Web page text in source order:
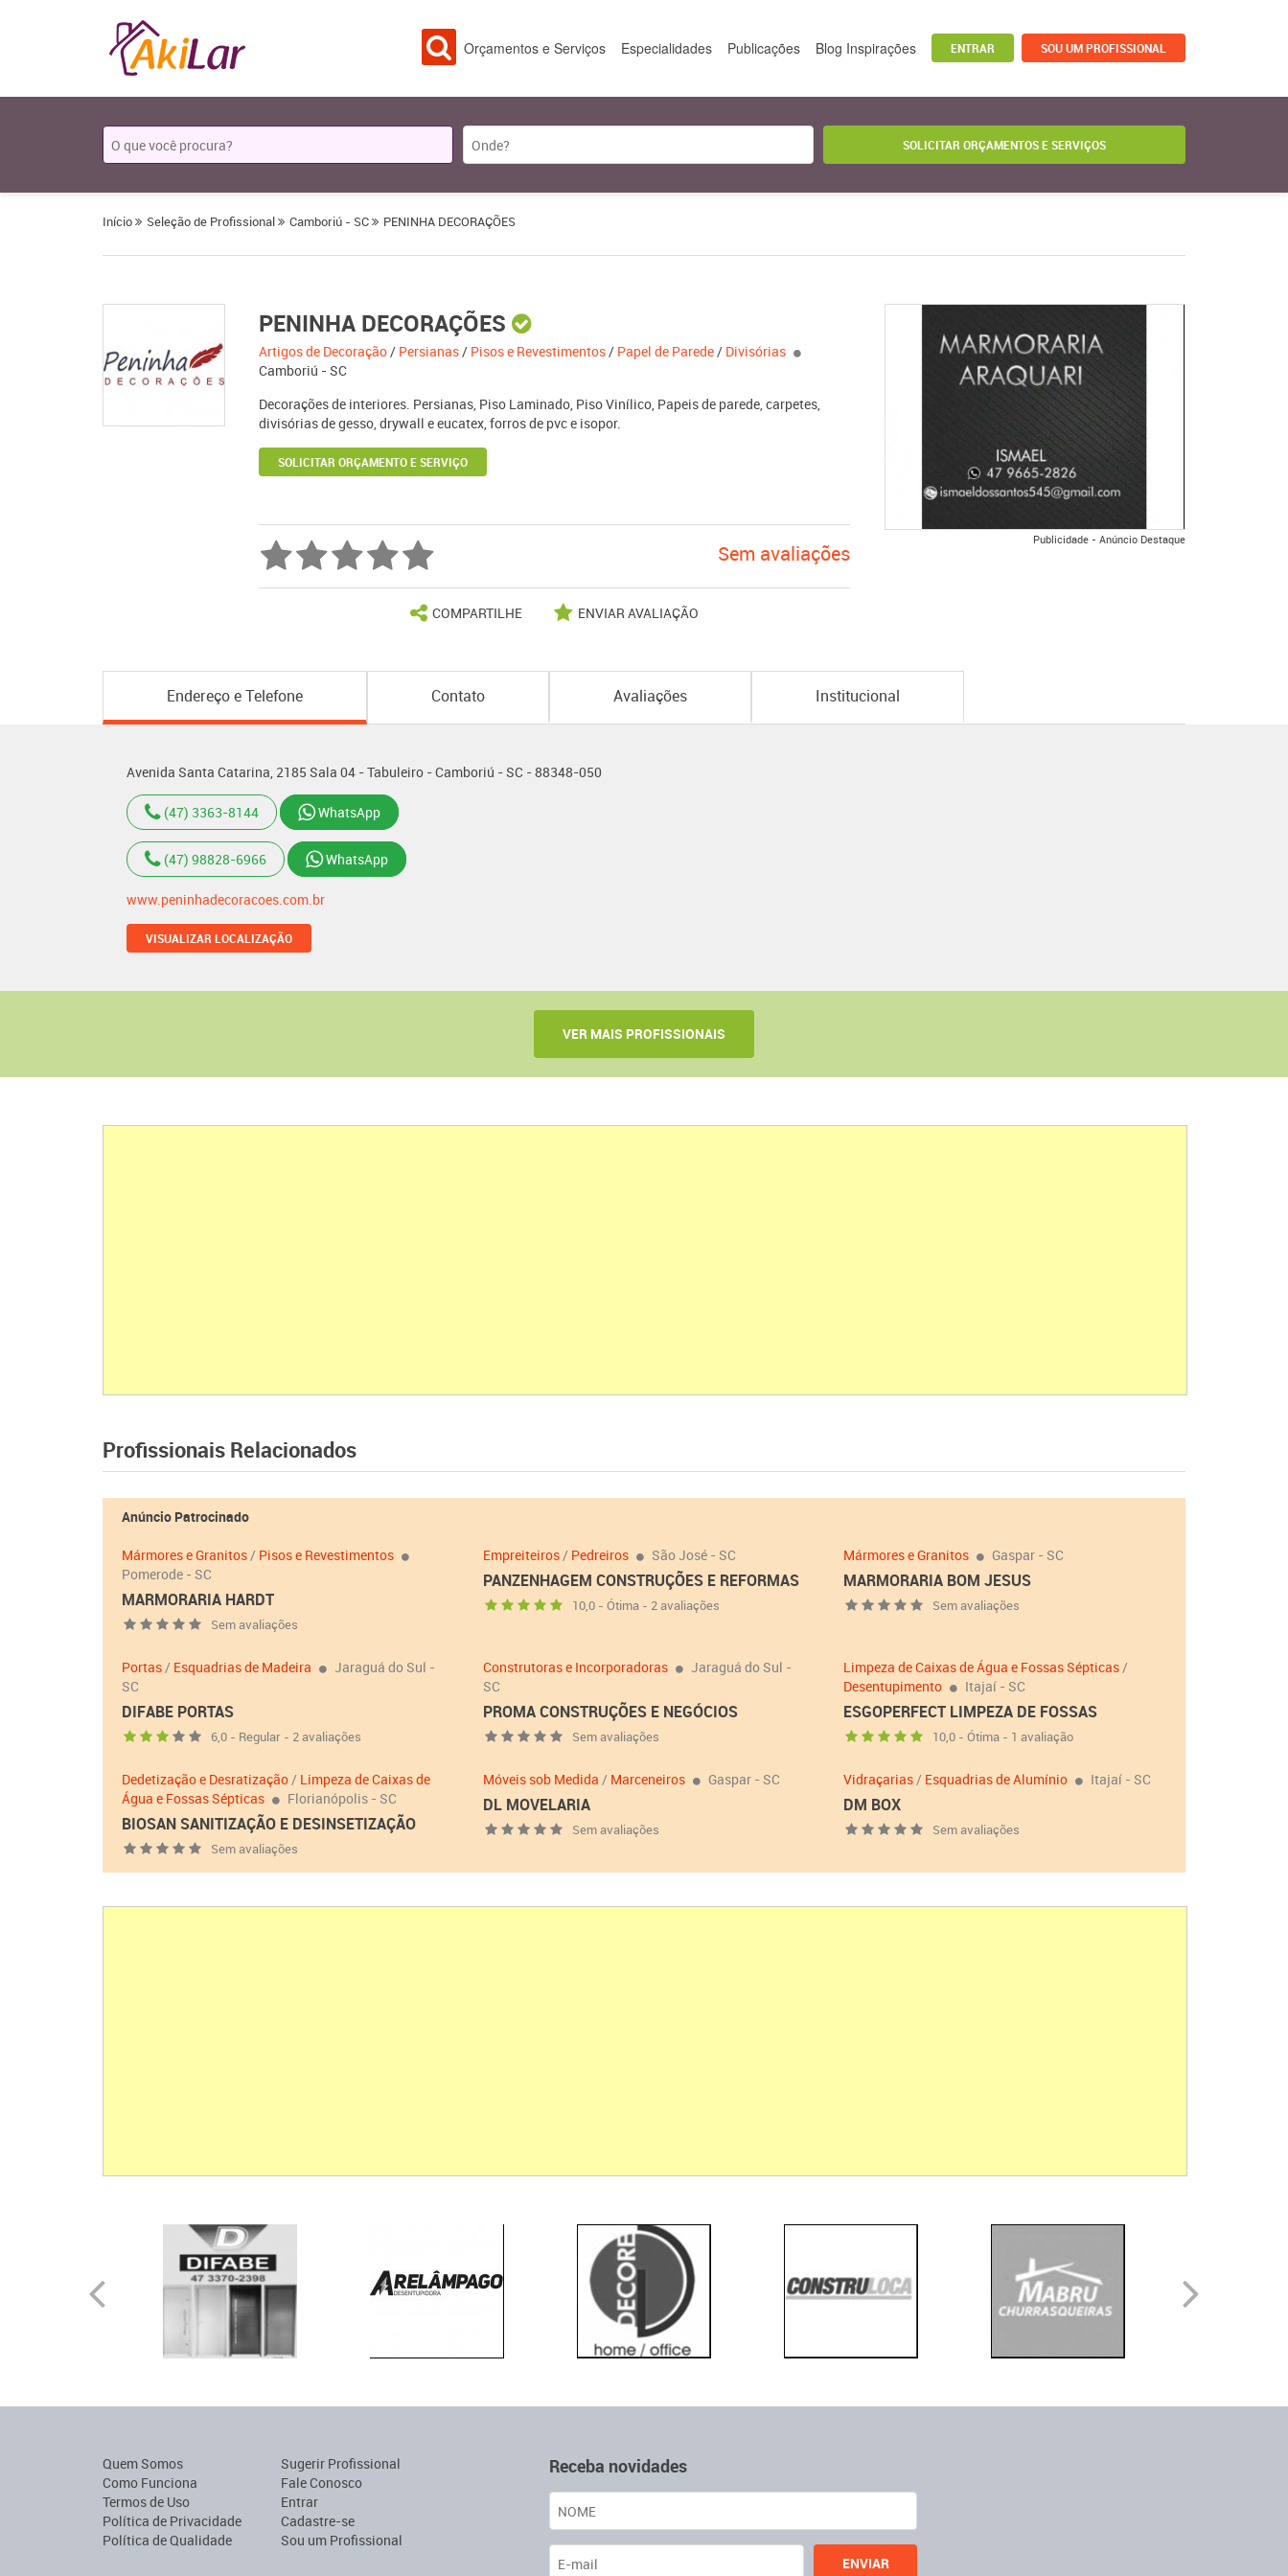
ENTRAR SOU UM PROFISSIONAL
Orçamentos e Serviços Especialidades Publicações Blog Inspirações
Início Seleção de Profissional Camboriú - SC PENINHA DECORAÇÕES
PENINHA DECORAÇÕES
Artigos de Decoração/ Persianas/ Pisos e Revestimentos/ Papel de Parede/ Divisórias
Camboriú - SC
Decorações de interiores. Persianas, Piso Laminado, Piso Vinílico, Papeis de parede, carpetes,
divisórias de gesso, drywall e eucatex, forros de pvc e isopor.
SOLICITAR ORÇAMENTO E SERVIÇO
Sem avaliações
COMPARTILHE ENVIAR AVALIAÇÃO
Publicidade - Anúncio Destaque
Endereço e Telefone Contato Avaliações Institucional
Avenida Santa Catarina, 2185 Sala 04 - Tabuleiro - Camboriú - SC - 88348-050
(47) 3363-8144 WhatsApp
(47) 98828-6966 WhatsApp
www.peninhadecoracoes.com.br
VISUALIZAR LOCALIZAÇÃO
VER MAIS PROFISSIONAIS
Profissionais Relacionados
Anúncio Patrocinado
Mármores e Granitos/ Pisos e Revestimentos
Pomerode - SC
MARMORARIA HARDT
Sem avaliações
Empreiteiros/ Pedreiros São José - SC
PANZENHAGEM CONSTRUÇÕES E REFORMAS
10,0 - Ótima - 2 avaliações
Mármores e Granitos Gaspar - SC
MARMORARIA BOM JESUS
Sem avaliações
Portas/ Esquadrias de Madeira
Jaraguá do Sul -
SC
DIFABE PORTAS
6,0 - Regular - 2 avaliações
Construtoras e Incorporadoras
Jaraguá do Sul -
SC
PROMA CONSTRUÇÕES E NEGÓCIOS
Sem avaliações
Limpeza de Caixas de Água e Fossas Sépticas/
Desentupimento
Itajaí - SC
ESGOPERFECT LIMPEZA DE FOSSAS
10,0 - Ótima - 1 avaliação
Dedetização e Desratização/ Limpeza de Caixas de
Água e Fossas Sépticas
Florianópolis - SC
BIOSAN SANITIZAÇÃO E DESINSETIZAÇÃO
Sem avaliações
Móveis sob Medida / Marceneiros Gaspar - SC
DL MOVELARIA
Sem avaliações
Vidraçarias/ Esquadrias de Alumínio Itajaí - SC
DM BOX
Sem avaliações
Quem Somos
Como Funciona
Termos de Uso
Política de Privacidade
Política de Qualidade
Sugerir Profissional
Fale Conosco
Entrar
Cadastre-se
Sou um Profissional
Receba novidades